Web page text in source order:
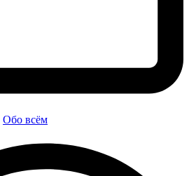
Обо всём